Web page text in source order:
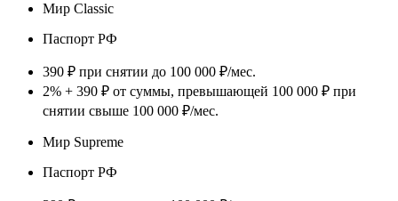
Мир Classic
Паспорт РФ
390 ₽ при снятии до 100 000 ₽/мес.
2% + 390 ₽ от суммы, превышающей 100 000 ₽ при
снятии свыше 100 000 ₽/мес.
Мир Supreme
Паспорт РФ